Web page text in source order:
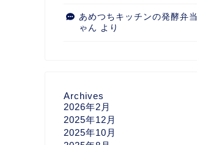
あめつちキッチンの発酵弁当
ゃん より
Archives
2026年2月
2025年12月
2025年10月